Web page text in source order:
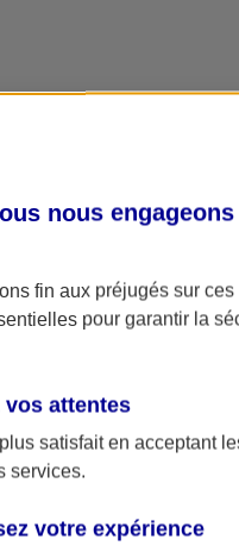
nous
fin aux préjugés sur
pour garantir la
vos attentes
satisfait en acceptant
services.
votre expérience